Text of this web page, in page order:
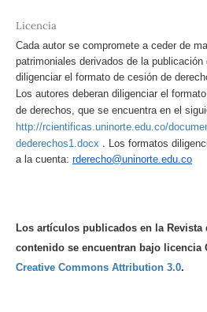
Licencia
Cada autor se compromete a ceder de
patrimoniales derivados de la
diligenciar el formato de cesión de
Los autores deberan diligenciar el
de derechos, que se encuentra en el
http://rcientificas.uninorte.edu.co/
dederechos1.docx . Los formatos
a la cuenta: rderecho@uninorte.edu.co
Los artículos publicados en la Revista
contenido se encuentran bajo licencia
Creative Commons Attribution 3.0.